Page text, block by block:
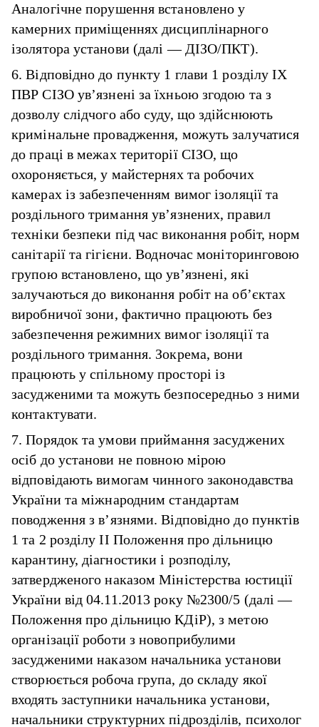
Аналогічне порушення встановлено у
камерних приміщеннях дисциплінарного
ізолятора установи (далі — ДІЗО/ПКТ).
6. Відповідно до пункту 1 глави 1 розділу IX
ПВР СІЗО ув’язнені за їхньою згодою та з
дозволу слідчого або суду, що здійснюють
кримінальне провадження, можуть залучатися
до праці в межах території СІЗО, що
охороняється, у майстернях та робочих
камерах із забезпеченням вимог ізоляції та
роздільного тримання ув’язнених, правил
техніки безпеки під час виконання робіт, норм
санітарії та гігієни. Водночас моніторинговою
групою встановлено, що ув’язнені, які
залучаються до виконання робіт на об’єктах
виробничої зони, фактично працюють без
забезпечення режимних вимог ізоляції та
роздільного тримання. Зокрема, вони
працюють у спільному просторі із
засудженими та можуть безпосередньо з ними
контактувати.
7. Порядок та умови приймання засуджених
осіб до установи не повною мірою
відповідають вимогам чинного законодавства
України та міжнародним стандартам
поводження з в’язнями. Відповідно до пунктів
1 та 2 розділу II Положення про дільницю
карантину, діагностики і розподілу,
затвердженого наказом Міністерства юстиції
України від 04.11.2013 року №2300/5 (далі —
Положення про дільницю КДіР), з метою
організації роботи з новоприбулими
засудженими наказом начальника установи
створюється робоча група, до складу якої
входять заступники начальника установи,
начальники структурних підрозділів, психолог